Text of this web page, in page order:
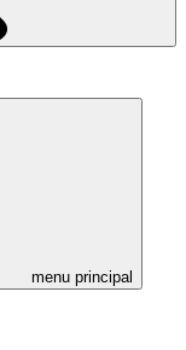
menu principal